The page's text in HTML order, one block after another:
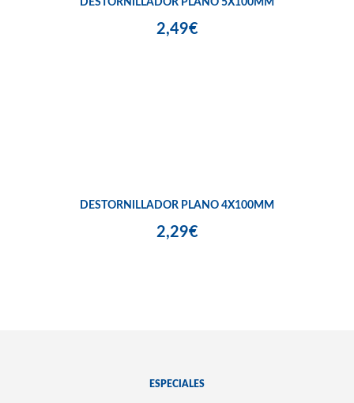
DESTORNILLADOR PLANO 5X100MM
2,49€
DESTORNILLADOR PLANO 4X100MM
2,29€
ESPECIALES